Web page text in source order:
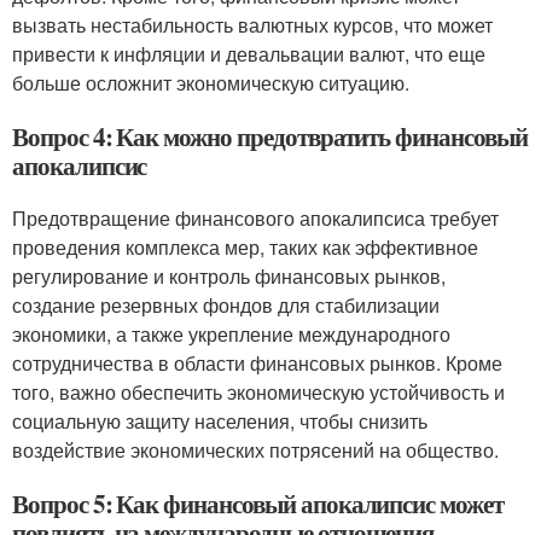
вызвать нестабильность валютных курсов, что может
привести к инфляции и девальвации валют, что еще
больше осложнит экономическую ситуацию.
Вопрос 4: Как можно предотвратить финансовый
апокалипсис
Предотвращение финансового апокалипсиса требует
проведения комплекса мер, таких как эффективное
регулирование и контроль финансовых рынков,
создание резервных фондов для стабилизации
экономики, а также укрепление международного
сотрудничества в области финансовых рынков. Кроме
того, важно обеспечить экономическую устойчивость и
социальную защиту населения, чтобы снизить
воздействие экономических потрясений на общество.
Вопрос 5: Как финансовый апокалипсис может